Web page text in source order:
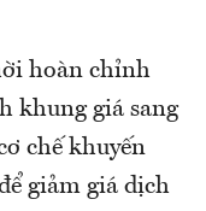
hoàn chỉnh
khung giá sang
chế khuyến
giảm giá dịch